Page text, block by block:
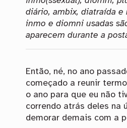
diário, ambix, diatraída e
inmo e diomni usadas
aparecem durante a
Então, né, no ano
começado a reunir
o ano para que eu não
correndo atrás deles na
demorar demais com a